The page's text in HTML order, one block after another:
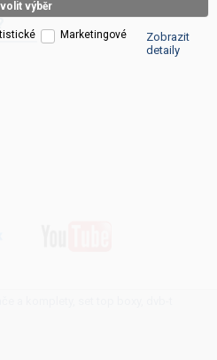
výběr
Marketingové
Zobrazit
detaily